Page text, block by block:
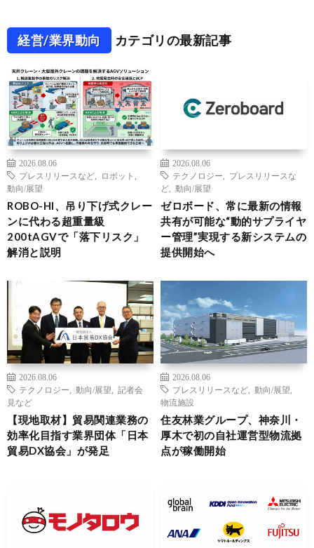
経営/業界動向 カテゴリの最新記事
2026.08.06
プレスリリースなど
ロボット
動向/展望
ROBO-HI、吊り下げ式クレー
ンに代わる超重量級
200tAGVで「落下リスク」
解消と説明
2026.08.06
テクノロジー
プレスリリースな
ど
動向/展望
ゼロボード、常に最新の情報
共有が可能な“動的サプライヤ
ー管理”実現する新システムの
提供開始へ
2026.08.06
テクノロジー
動向/展望
記者会
見など
【現地取材】貿易関連業務の
効率化目指す業界団体「日本
貿易DX協会」が発足
2026.08.06
プレスリリースなど
動向/展望
物流施設
住友林業グループ、神奈川・
厚木で初の自社運営型物流拠
点が稼働開始